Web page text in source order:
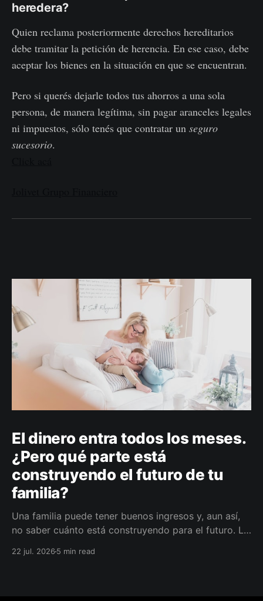
heredera?
Quien reclama posteriormente derechos hereditarios
debe tramitar la petición de herencia. En ese caso, debe
aceptar los bienes en la situación en que se encuentran.
Pero si querés dejarle todos tus ahorros a una sola
persona, de manera legítima, sin pagar aranceles legales
ni impuestos, sólo tenés que contratar un seguro
sucesorio.
El dinero entra todos los meses.
¿Pero qué parte está
construyendo el futuro de tu
familia?
Una familia puede tener buenos ingresos y, aun así,
no saber cuánto está construyendo para el futuro. La
darle a cada parte del ingreso un propósito, un plazo
22 jul. 20265 min read